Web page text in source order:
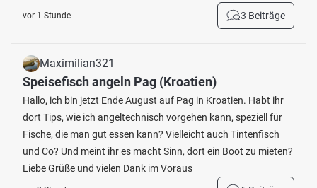
vor 1 Stunde 3 Beiträge
Maximilian321
Speisefisch angeln Pag (Kroatien)
Hallo, ich bin jetzt Ende August auf Pag in Kroatien. Habt ihr
dort Tips, wie ich angeltechnisch vorgehen kann, speziell für
Fische, die man gut essen kann? Vielleicht auch Tintenfisch
und Co? Und meint ihr es macht Sinn, dort ein Boot zu mieten?
Liebe Grüße und vielen Dank im Voraus